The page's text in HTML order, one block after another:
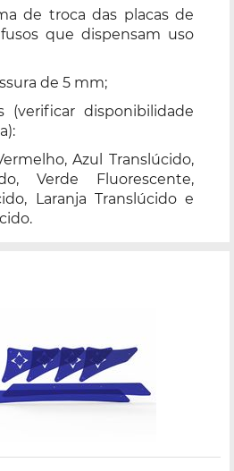
de troca das placas de
que dispensam uso
de 5 mm;
(verificar disponibilidade
Azul Translúcido,
Verde Fluorescente,
Laranja Translúcido e